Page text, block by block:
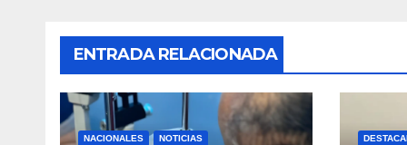
ENTRADA RELACIONADA
NACIONALES NOTICIAS